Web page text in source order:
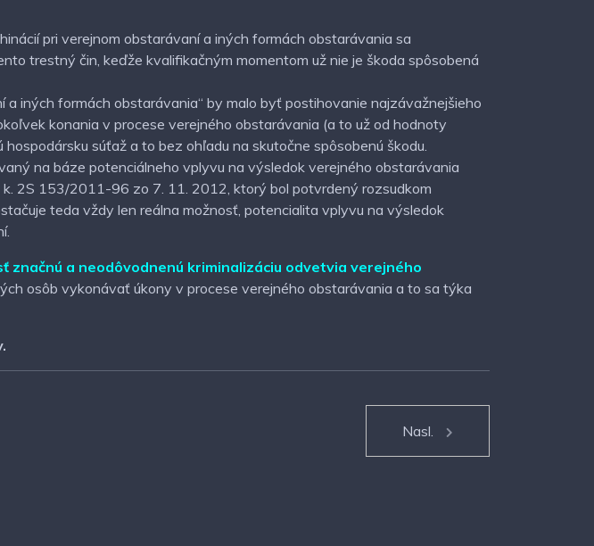
pri verejnom obstarávaní a iných formách obstarávania sa
trestný čin, keďže kvalifikačným momentom už nie je škoda spôsobená
iných formách obstarávania“ by malo byť postihovanie najzávažnejšieho
konania v procese verejného obstarávania (a to už od hodnoty
súťaž a to bez ohľadu na skutočne spôsobenú škodu.
na báze potenciálneho vplyvu na výsledok verejného obstarávania
2S 153/2011-96 zo 7. 11. 2012, ktorý bol potvrdený rozsudkom
teda vždy len reálna možnosť, potencialita vplyvu na výsledok
značnú a neodôvodnenú kriminalizáciu odvetvia verejného
osôb vykonávať úkony v procese verejného obstarávania a to sa týka
Nasl.